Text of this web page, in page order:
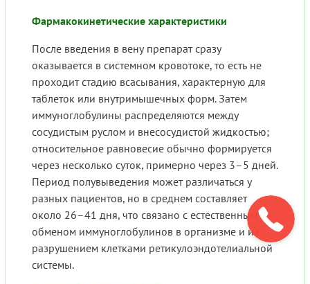
Фармакокинетические характеристики
После введения в вену препарат сразу
оказывается в системном кровотоке, то есть не
проходит стадию всасывания, характерную для
таблеток или внутримышечных форм. Затем
иммуноглобулины распределяются между
сосудистым руслом и внесосудистой жидкостью;
относительное равновесие обычно формируется
через несколько суток, примерно через 3–5 дней.
Период полувыведения может различаться у
разных пациентов, но в среднем составляет
около 26–41 дня, что связано с естественным
обменом иммуноглобулинов в организме и их
разрушением клетками ретикулоэндотелиальной
системы.